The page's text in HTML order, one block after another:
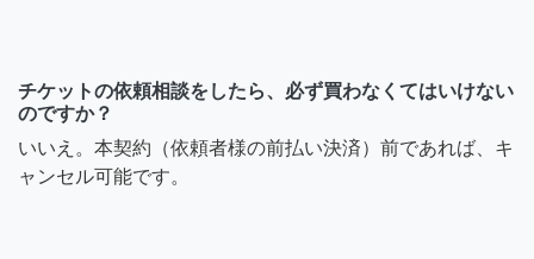
チケットの依頼相談をしたら、必ず買わなくてはいけない
のですか？
いいえ。本契約（依頼者様の前払い決済）前であれば、キ
ャンセル可能です。